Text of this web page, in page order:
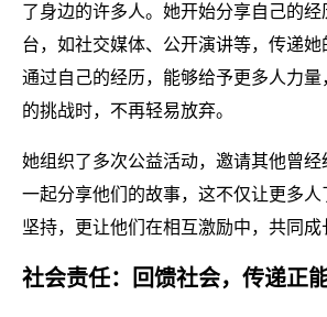
了身边的许多人。她开始分享自己的
台，如社交媒体、公开演讲等，传递
通过自己的经历，能够给予更多人力
的挑战时，不再轻易放弃。
她组织了多次公益活动，邀请其他曾经
一起分享他们的故事，这不仅让更多
坚持，更让他们在相互激励中，共同成
社会责任：回馈社会，传递正